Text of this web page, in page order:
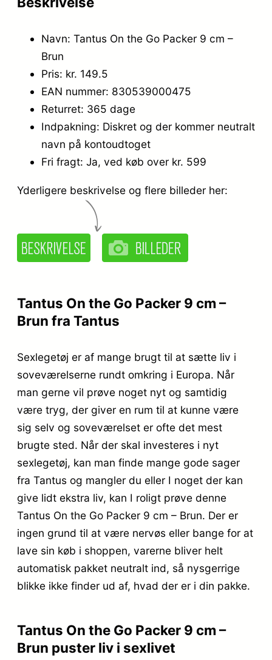
Navn: Tantus On the Go Packer 9 cm –
Brun
Pris: kr. 149.5
EAN nummer: 830539000475
Returret: 365 dage
Indpakning: Diskret og der kommer neutralt
navn på kontoudtoget
Fri fragt: Ja, ved køb over kr. 599
Yderligere beskrivelse og flere billeder her:
Tantus On the Go Packer 9 cm –
Brun fra Tantus
Sexlegetøj er af mange brugt til at sætte liv i
soveværelserne rundt omkring i Europa. Når
man gerne vil prøve noget nyt og samtidig
være tryg, der giver en rum til at kunne være
sig selv og soveværelset er ofte det mest
brugte sted. Når der skal investeres i nyt
sexlegetøj, kan man finde mange gode sager
fra Tantus og mangler du eller I noget der kan
give lidt ekstra liv, kan I roligt prøve denne
Tantus On the Go Packer 9 cm – Brun. Der er
ingen grund til at være nervøs eller bange for at
lave sin køb i shoppen, varerne bliver helt
automatisk pakket neutralt ind, så nysgerrige
blikke ikke finder ud af, hvad der er i din pakke.
Tantus On the Go Packer 9 cm –
Brun puster liv i sexlivet